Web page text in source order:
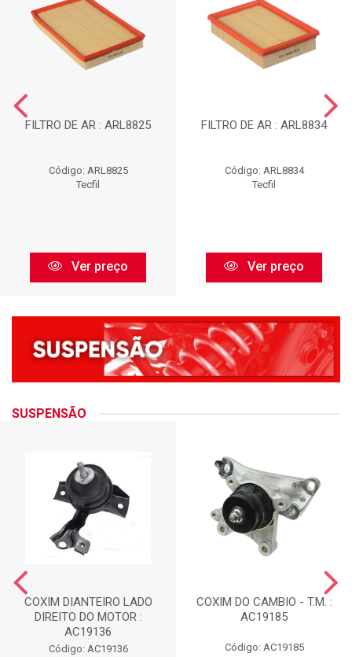
FILTRO DE AR : ARL8825
Código: ARL8825
Tecfil
Ver preço
FILTRO DE AR : ARL8834
Código: ARL8834
Tecfil
Ver preço
SUSPENSÃO
COXIM DIANTEIRO LADO
DIREITO DO MOTOR :
AC19136
Código: AC19136
COXIM DO CAMBIO - T.M. :
AC19185
Código: AC19185